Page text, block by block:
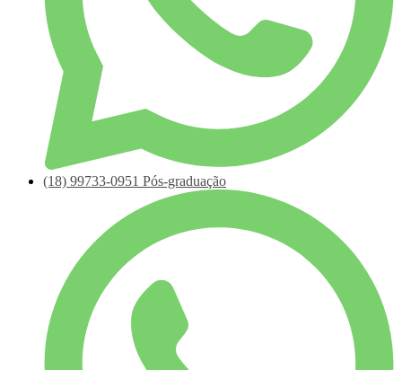
(18) 99733-0951 Pós-graduação